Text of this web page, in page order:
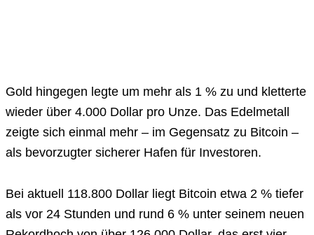
Gold hingegen legte um mehr als 1 % zu und kletterte
wieder über 4.000 Dollar pro Unze. Das Edelmetall
zeigte sich einmal mehr – im Gegensatz zu Bitcoin –
als bevorzugter sicherer Hafen für Investoren.
Bei aktuell 118.800 Dollar liegt Bitcoin etwa 2 % tiefer
als vor 24 Stunden und rund 6 % unter seinem neuen